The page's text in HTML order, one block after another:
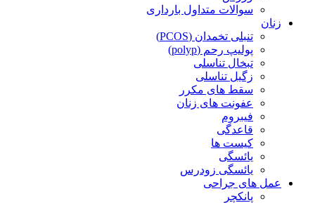
سوالات متداول بارداری
زنان
تنبلی تخمدان (PCOS)
پولیپ رحم (polyp)
تبخال تناسلی
زگیل تناسلی
سقط های مکرر
عفونت های زنان
فیبروم
قاعدگی
کیست ها
یائسگی
یائسگی زودرس
عمل های جراحی
پانکچر